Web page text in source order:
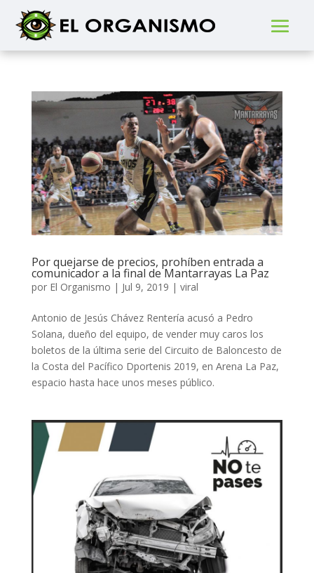
Por quejarse de precios, prohíben entrada a
comunicador a la final de Mantarrayas La Paz
por El Organismo | Jul 9, 2019 | viral
Antonio de Jesús Chávez Rentería acusó a Pedro
Solana, dueño del equipo, de vender muy caros los
boletos de la última serie del Circuito de Baloncesto de
la Costa del Pacífico Dportenis 2019, en Arena La Paz,
espacio hasta hace unos meses público.